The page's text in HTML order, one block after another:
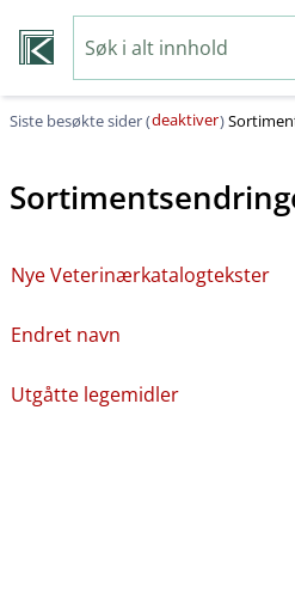
Siste besøkte sider (deaktiver)
Nye Veterinærkatalogtekster
Endret navn
Utgåtte legemidler